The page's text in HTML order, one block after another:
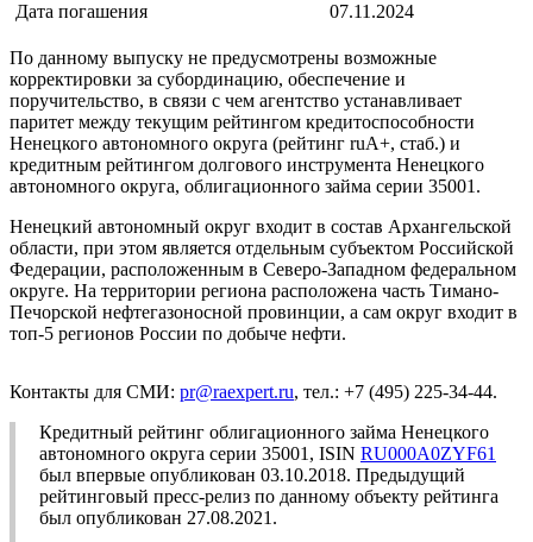
Дата погашения
07.11.2024
По данному выпуску не предусмотрены возможные
корректировки за субординацию, обеспечение и
поручительство, в связи с чем агентство устанавливает
паритет между текущим рейтингом кредитоспособности
Ненецкого автономного округа (рейтинг ruА+, стаб.) и
кредитным рейтингом долгового инструмента Ненецкого
автономного округа, облигационного займа серии 35001.
Ненецкий автономный округ входит в состав Архангельской
области, при этом является отдельным субъектом Российской
Федерации, расположенным в Северо-Западном федеральном
округе. На территории региона расположена часть Тимано-
Печорской нефтегазоносной провинции, а сам округ входит в
топ-5 регионов России по добыче нефти.
Контакты для СМИ: pr@raexpert.ru, тел.: +7 (495) 225-34-44.
Кредитный рейтинг облигационного займа Ненецкого
автономного округа серии 35001, ISIN RU000A0ZYF61
был впервые опубликован 03.10.2018. Предыдущий
рейтинговый пресс-релиз по данному объекту рейтинга
был опубликован 27.08.2021.